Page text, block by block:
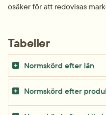
osäker för att redovisas
Tabeller
Normskörd efter län
Normskörd efter